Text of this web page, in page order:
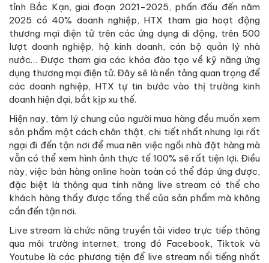
tỉnh Bắc Kạn, giai đoạn 2021-2025, phấn đấu đến năm
2025 có 40% doanh nghiệp, HTX tham gia hoạt động
thương mại điện tử trên các ứng dụng di động, trên 500
lượt doanh nghiệp, hộ kinh doanh, cán bộ quản lý nhà
nước… Được tham gia các khóa đào tạo về kỹ năng ứng
dụng thương mại điện tử. Đây sẽ là nền tảng quan trọng để
các doanh nghiệp, HTX tự tin bước vào thị trường kinh
doanh hiện đại, bắt kịp xu thế.
Hiện nay, tâm lý chung của người mua hàng đều muốn xem
sản phẩm một cách chân thật, chi tiết nhất nhưng lại rất
ngại đi đến tận nơi để mua nên việc ngồi nhà đặt hàng mà
vẫn có thể xem hình ảnh thực tế 100% sẽ rất tiện lợi. Điều
này, việc bán hàng online hoàn toàn có thể đáp ứng được,
đặc biệt là thông qua tính năng live stream có thể cho
khách hàng thấy được tổng thể của sản phẩm mà không
cần đến tận nơi.
Live stream là chức năng truyền tải video trực tiếp thông
qua môi trường internet, trong đó Facebook, Tiktok và
Youtube là các phương tiện để live stream nổi tiếng nhất